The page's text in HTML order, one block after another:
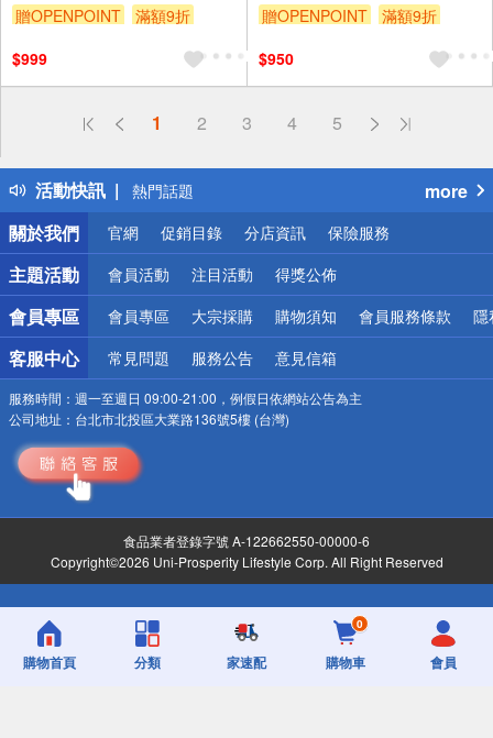
贈OPENPOINT
滿額9折
$999
贈OPENPOINT
滿額9折
$950
1 2 3 4 5
活動快訊
偏遠地區配送
得獎公告
熱門話題
銀行優惠
偏遠地區配送
詐騙網頁！請小心！
more
關於我們
官網 促銷目錄 分店資訊 保險服務
主題活動 會員活動 注目活動 得獎公佈
會員專區 會員專區 大宗採購 購物須知 會員服務條款 隱
客服中心 常見問題 服務公告 意見信箱
服務時間： 週一至週日 09:00-21:00，例假日依網站公告為主
公司地址： 台北市北投區大業路136號5樓 (台灣)
食品業者登錄字號 A-122662550-00000-6
Copyright©2026 Uni-Prosperity Lifestyle Corp. All Right Reserved
購物首頁 分類 家速配
0
購物車 會員